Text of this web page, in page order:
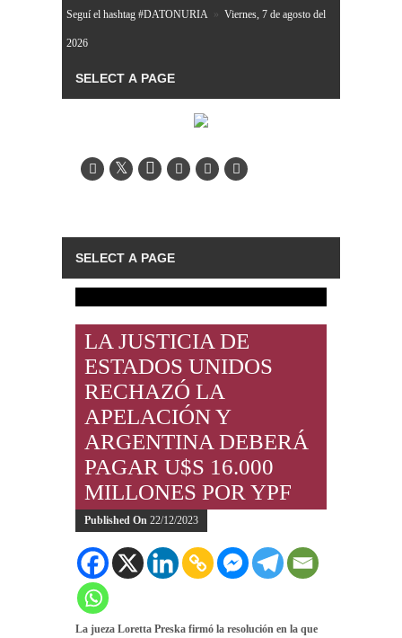
Seguí el hashtag #DATONURIA » Viernes, 7 de agosto del
2026
LA JUSTICIA DE
ESTADOS UNIDOS
RECHAZÓ LA
APELACIÓN Y
ARGENTINA DEBERÁ
PAGAR U$S 16.000
MILLONES POR YPF
Published On 22/12/2023
La jueza Loretta Preska firmó la resolución en la que